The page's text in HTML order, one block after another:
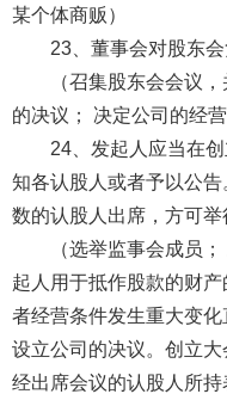
某个体商贩）
23、董事会对股东
（召集股东会会议
的决议； 决定公司的经
24、发起人应当在
知各认股人或者予以公
数的认股人出席，方可
（选举监事会成员
起人用于抵作股款的财
者经营条件发生重大变
设立公司的决议。创立
经出席会议的认股人所持